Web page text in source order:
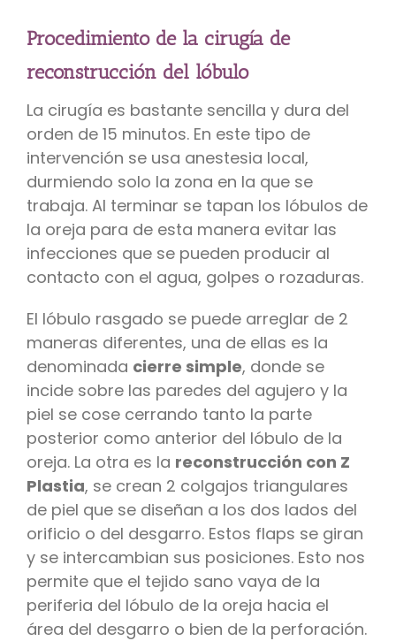
Procedimiento de la cirugía de
reconstrucción del lóbulo
La cirugía es bastante sencilla y dura del
orden de 15 minutos. En este tipo de
intervención se usa anestesia local,
durmiendo solo la zona en la que se
trabaja. Al terminar se tapan los lóbulos de
la oreja para de esta manera evitar las
infecciones que se pueden producir al
contacto con el agua, golpes o rozaduras.
El lóbulo rasgado se puede arreglar de 2
maneras diferentes, una de ellas es la
denominada cierre simple, donde se
incide sobre las paredes del agujero y la
piel se cose cerrando tanto la parte
posterior como anterior del lóbulo de la
oreja. La otra es la reconstrucción con Z
Plastia, se crean 2 colgajos triangulares
de piel que se diseñan a los dos lados del
orificio o del desgarro. Estos flaps se giran
y se intercambian sus posiciones. Esto nos
permite que el tejido sano vaya de la
periferia del lóbulo de la oreja hacia el
área del desgarro o bien de la perforación.